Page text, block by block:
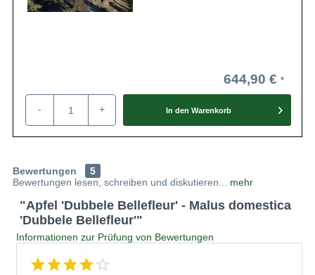
644,90 €
- + In den Warenkorb
Bewertungen
5
Bewertungen lesen, schreiben und diskutieren...
mehr
"Apfel 'Dubbele Bellefleur' - Malus domestica
'Dubbele Bellefleur'"
Informationen zur Prüfung von Bewertungen